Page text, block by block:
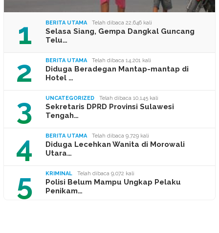
1 BERITA UTAMA Telah dibaca 22,646 kali
Selasa Siang, Gempa Dangkal Guncang
Telu…
2 BERITA UTAMA Telah dibaca 14,201 kali
Diduga Beradegan Mantap-mantap di
Hotel …
3 UNCATEGORIZED Telah dibaca 10,145 kali
Sekretaris DPRD Provinsi Sulawesi
Tengah…
4 BERITA UTAMA Telah dibaca 9,729 kali
Diduga Lecehkan Wanita di Morowali
Utara…
5 KRIMINAL Telah dibaca 9,072 kali
Polisi Belum Mampu Ungkap Pelaku
Penikam…